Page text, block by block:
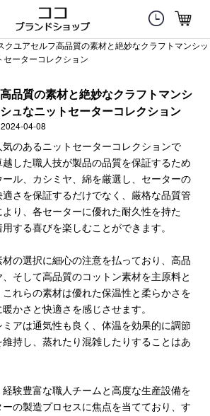
クユアセルフ高品質の素材と絶妙なクラフトマンシッ
ーターコレクション
品質の素材と絶妙なクラフトマンシ
ュなニットセーターコレクション
04-08
のあるニットセーターコレクションで
した職人技が製品の品質を保証するため
ル、カシミヤ、綿を厳選し、セーターの
さを保証するだけでなく、厳格な品質管
り、各セーターに優れた耐久性を持た
する喜びを楽しむことができます。
の選択に細心の注意を払っており、高品
そして高品質のコットン素材を主原料と
れらの素材は優れた保温性と柔らかさを
かさと快適さを感じさせます。
アは通気性も良く、体温を効果的に調節
持し、蒸れたり混雑したりすることはあ
験豊富な職人チームと高度な生産設備を
の製造プロセスに焦点を当てており、す